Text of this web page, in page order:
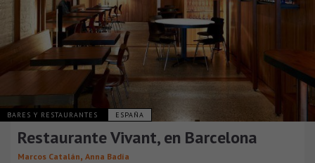
BARES Y RESTAURANTES ESPAÑA
Restaurante Vivant, en Barcelona
Marcos Catalán, Anna Badía